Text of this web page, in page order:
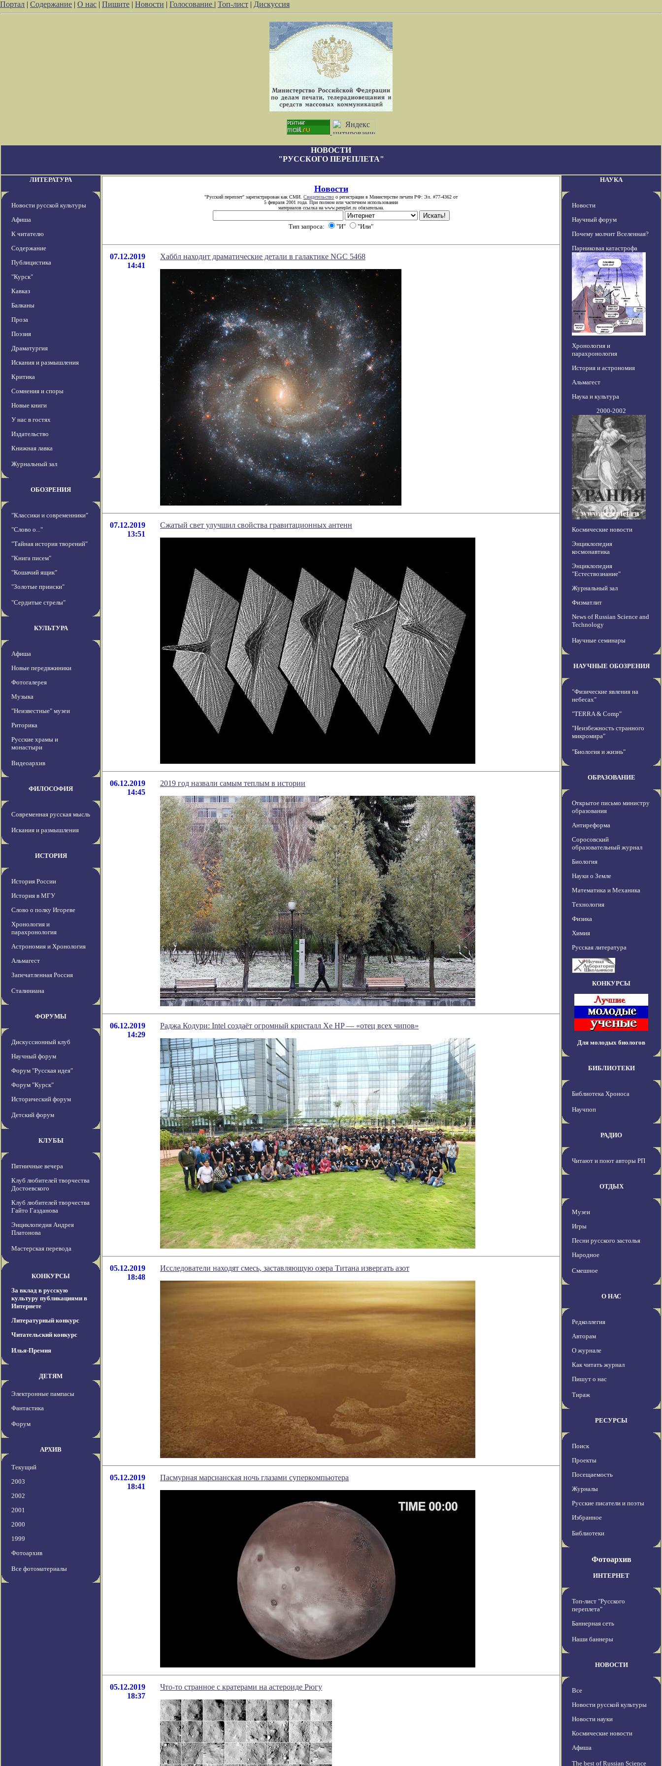
Портал | Содержание | О нас | Пишите | Новости | Голосование | Топ-лист | Дискуссия
НОВОСТИ
"РУССКОГО ПЕРЕПЛЕТА"
ЛИТЕРАТУРА
Новости русской культуры
Афиша
К читателю
Содержание
Публицистика
"Курск"
Кавказ
Балканы
Проза
Поэзия
Драматургия
Искания и размышления
Критика
Сомнения и споры
Новые книги
У нас в гостях
Издательство
Книжная лавка
Журнальный зал
ОБОЗРЕНИЯ
"Классики и современники"
"Слово о..."
"Тайная история творений"
"Книга писем"
"Кошачий ящик"
"Золотые прииски"
"Сердитые стрелы"
КУЛЬТУРА
Афиша
Новые передвжиники
Фотогалерея
Музыка
"Неизвестные" музеи
Риторика
Русские храмы и
монастыри
Видеоархив
ФИЛОСОФИЯ
Современная русская мысль
Искания и размышления
ИСТОРИЯ
История России
История в МГУ
Слово о полку Игореве
Хронология и
парахронология
Астрономия и Хронология
Альмагест
Запечатленная Россия
Сталиниана
ФОРУМЫ
Дискуссионный клуб
Научный форум
Форум "Русская идея"
Форум "Курск"
Исторический форум
Детский форум
КЛУБЫ
Пятничные вечера
Клуб любителей творчества
Достоевского
Клуб любителей творчества
Гайто Газданова
Энциклопедия Андрея
Платонова
Мастерская перевода
КОНКУРСЫ
За вклад в русскую
культуру публикациями в
Интернете
Литературный конкурс
Читательский конкурс
Илья-Премия
ДЕТЯМ
Электронные пампасы
Фантастика
Форум
АРХИВ
Текущий
2003
2002
2001
2000
1999
Фотоархив
Все фотоматериалы
Новости
"Русский переплет" зарегистрирован как СМИ. Свидетельство о регистрации в Министерстве печати РФ: Эл. #77-4362 от
5 февраля 2001 года. При полном или частичном использовании
материалов ссылка на www.pereplet.ru обязательна.
Тип запроса: "И" "Или"
07.12.2019
14:41
Хаббл находит драматические детали в галактике NGC 5468
07.12.2019
13:51
Сжатый свет улучшил свойства гравитационных антенн
06.12.2019
14:45
2019 год назвали самым теплым в истории
06.12.2019
14:29
Раджа Кодури: Intel создаёт огромный кристалл Xe HP — «отец всех чипов»
05.12.2019
18:48
Исследователи находят смесь, заставляющую озера Титана извергать азот
05.12.2019
18:41
Пасмурная марсианская ночь глазами суперкомпьютера
05.12.2019
18:37
Что-то странное с кратерами на астероиде Рюгу
НАУКА
Новости
Научный форум
Почему молчит Вселенная?
Парниковая катастрофа
Хронология и
парахронология
История и астрономия
Альмагест
Наука и культура
2000-2002
Космические новости
Энциклопедия
космонавтика
Энциклопедия
"Естествознание"
Журнальный зал
Физматлит
News of Russian Science and
Technology
Научные семинары
НАУЧНЫЕ ОБОЗРЕНИЯ
"Физические явления на
небесах"
"TERRA & Comp"
"Неизбежность странного
микромира"
"Биология и жизнь"
ОБРАЗОВАНИЕ
Открытое письмо министру
образования
Антиреформа
Соросовский
образовательный журнал
Биология
Науки о Земле
Математика и Механика
Технология
Физика
Химия
Русская литература
КОНКУРСЫ
Для молодых биологов
БИБЛИОТЕКИ
Библиотека Хроноса
Научпоп
РАДИО
Читают и поют авторы РП
ОТДЫХ
Музеи
Игры
Песни русского застолья
Народное
Смешное
О НАС
Редколлегия
Авторам
О журнале
Как читать журнал
Пишут о нас
Тираж
РЕСУРСЫ
Поиск
Проекты
Посещаемость
Журналы
Русские писатели и поэты
Избранное
Библиотеки
Фотоархив
ИНТЕРНЕТ
Топ-лист "Русского
переплета"
Баннерная сеть
Наши баннеры
НОВОСТИ
Все
Новости русской культуры
Новости науки
Космические новости
Афиша
The best of Russian Science